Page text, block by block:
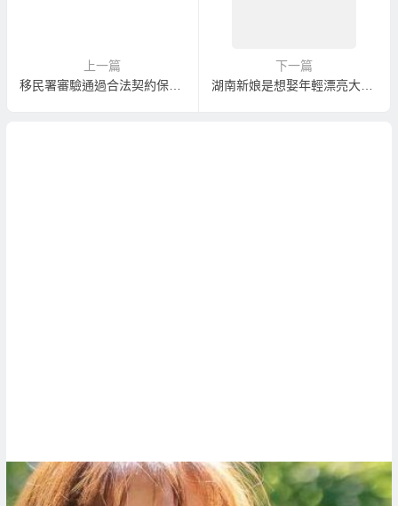
上一篇
移民署審驗通過合法契約保證中途不加價越南婚友配對娶越南新娘！
下一篇
湖南新娘是想娶年輕漂亮大陸新娘最好的選擇！